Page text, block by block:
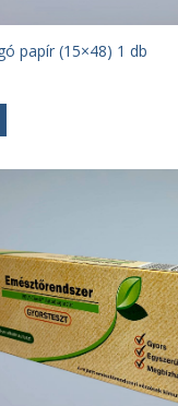
papír (15×48) 1 db